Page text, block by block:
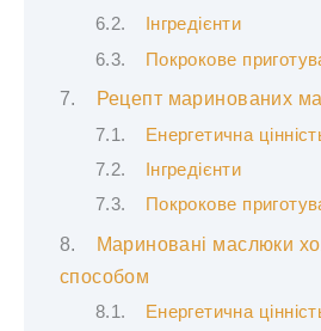
Інгредієнти
Покрокове
Рецепт маринованих
Енергетична
Інгредієнти
Покрокове
Мариновані маслюки
способом
Енергетична